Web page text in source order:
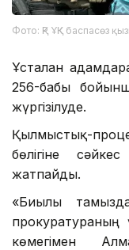
Фото: ҚР ҰҚК баспасөз
Ұсталған
256-бабы
жүргізілуде.
Қылмыстық-
бөлігіне
жатпайды.
«Биылғы
прокуратураның
көмегімен